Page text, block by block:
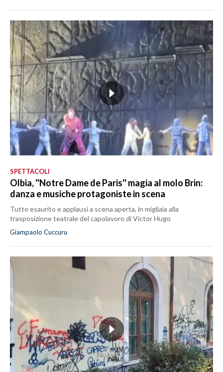
SPETTACOLI
Olbia, ''Notre Dame de Paris'' magia al molo Brin:
danza e musiche protagoniste in scena
Tutto esaurito e applausi a scena aperta, in migliaia alla
trasposizione teatrale del capolavoro di Victor Hugo
Giampaolo Cuccuru